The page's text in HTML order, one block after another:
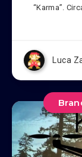
“Karma”.
Luca